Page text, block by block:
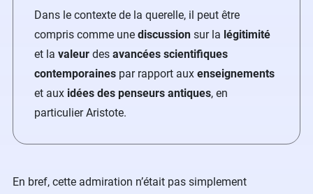
Dans le contexte de la querelle, il peut être
compris comme une discussion sur la légitimité
et la valeur des avancées scientifiques
contemporaines par rapport aux enseignements
et aux idées des penseurs antiques, en
particulier Aristote.
En bref, cette admiration n’était pas simplement